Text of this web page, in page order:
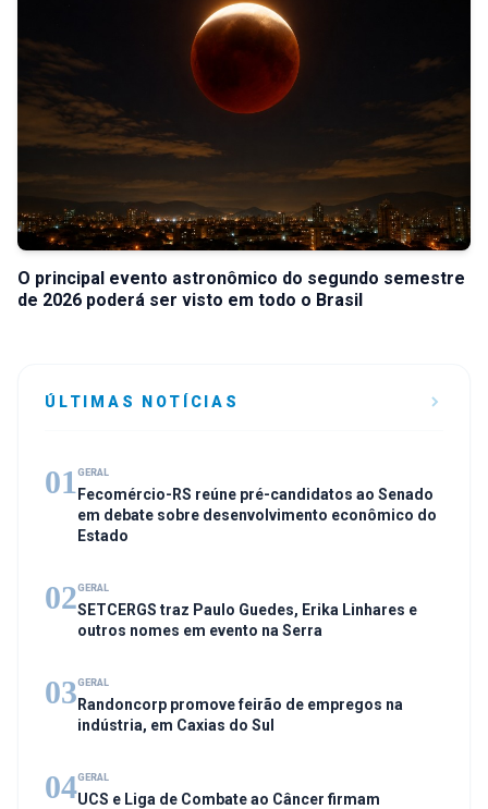
O principal evento astronômico do segundo semestre
de 2026 poderá ser visto em todo o Brasil
ÚLTIMAS NOTÍCIAS
01 GERAL
Fecomércio-RS reúne pré-candidatos ao Senado
em debate sobre desenvolvimento econômico do
Estado
02GERAL
SETCERGS traz Paulo Guedes, Erika Linhares e
outros nomes em evento na Serra
03GERAL
Randoncorp promove feirão de empregos na
indústria, em Caxias do Sul
04GERAL
UCS e Liga de Combate ao Câncer firmam